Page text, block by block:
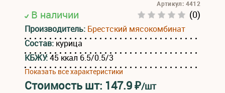
В наличии (0)
Артикул: 4412
Производитель: Брестский мясокомбинат
Состав: курица
КБЖУ:45 ккал 6.5/0.5/3
Показать все характеристики
Стоимость шт: 147.9₽/шт